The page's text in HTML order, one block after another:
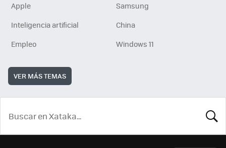
Apple
Samsung
Inteligencia artificial
China
Empleo
Windows 11
VER MÁS TEMAS